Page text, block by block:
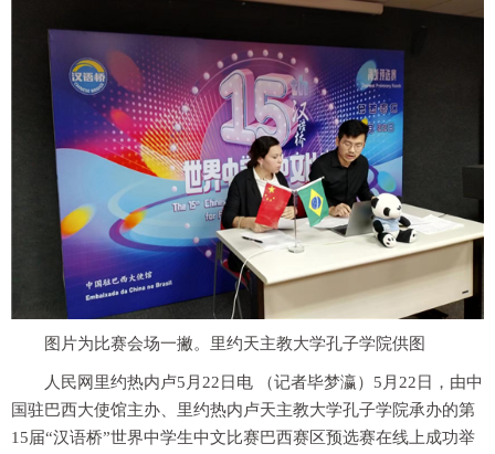
图片为比赛会场一撇。里约天主教大学孔子学院供图
人民网里约热内卢5月22日电 （记者毕梦瀛）5月22日，由中
国驻巴西大使馆主办、里约热内卢天主教大学孔子学院承办的第
15届“汉语桥”世界中学生中文比赛巴西赛区预选赛在线上成功举